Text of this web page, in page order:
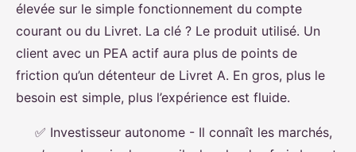
élevée sur le simple fonctionnement du compte
courant ou du Livret. La clé ? Le produit utilisé. Un
client avec un PEA actif aura plus de points de
friction qu’un détenteur de Livret A. En gros, plus le
besoin est simple, plus l’expérience est fluide.
✅ Investisseur autonome - Il connaît les marchés,